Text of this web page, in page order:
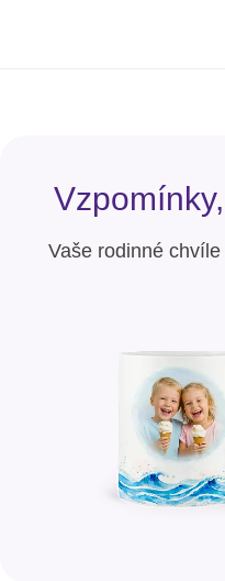
Vaše rodinné